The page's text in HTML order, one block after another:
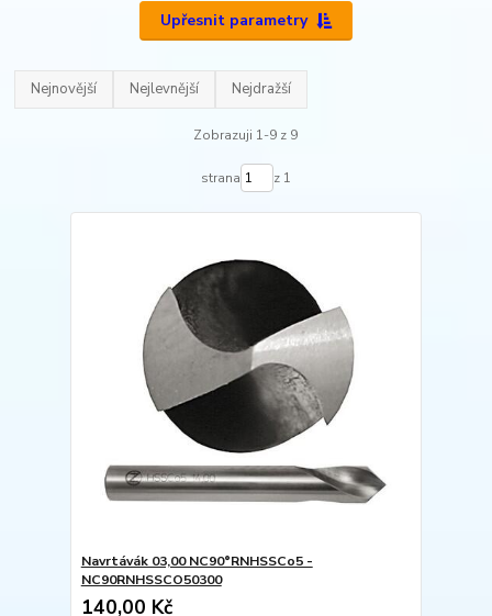
Upřesnit parametry
Nejnovější Nejlevnější Nejdražší
Zobrazuji 1-9 z 9
strana z 1
Navrtávák 03,00 NC90°RNHSSCo5 -
NC90RNHSSCO50300
140,00 Kč